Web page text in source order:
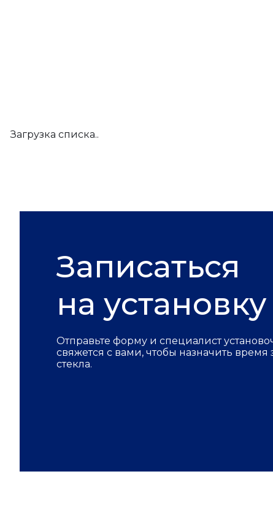
Загрузка списка..
Записаться
на установку
Отправьте форму и специалист
свяжется с вами, чтобы назначить время
стекла.